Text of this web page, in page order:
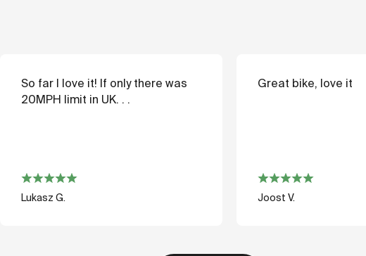
So far I love it! If only there was
20MPH limit in UK. . .
Lukasz G.
Great bike, love it
Joost V.